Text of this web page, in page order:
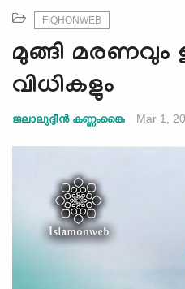
N
a
v
g
FIQHONWEB
മുങ്ങി
വിധികളും
ജലാലുദ്ദീൻ കണ്ണംങ്കൈ Mar 1,